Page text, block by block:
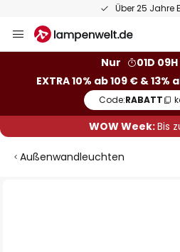
Über 25 Jahre
Inhalt
Nur
01D 09H
EXTRA 10% ab 109 € & 13%
Code:RABATT
WOW Week:Bis
Außenwandleuchten